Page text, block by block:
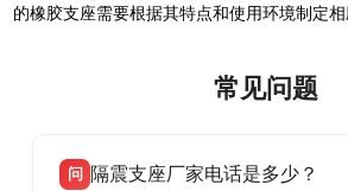
的橡胶支座需要根据其特点和使用环境制定相
常见问题
问 隔震支座厂家电话是多少？